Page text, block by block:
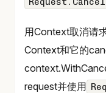
用Context取消请
Context和它的
request并使用